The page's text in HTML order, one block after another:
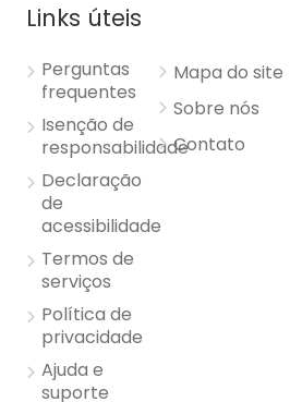
Links úteis
Perguntas
frequentes
Isenção de
responsabilidade
Declaração
de
acessibilidade
Termos de
serviços
Política de
privacidade
Ajuda e
suporte
Mapa do site
Sobre nós
Contato